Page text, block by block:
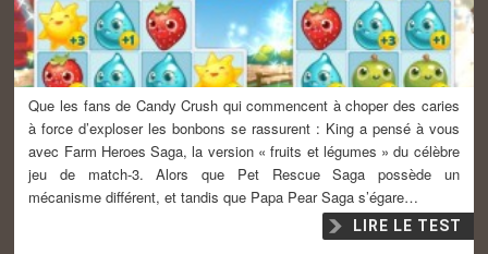
Que les fans de Candy Crush qui commencent à choper des caries
à force d’exploser les bonbons se rassurent : King a pensé à vous
avec Farm Heroes Saga, la version « fruits et légumes » du célèbre
jeu de match-3. Alors que Pet Rescue Saga possède un
mécanisme différent, et tandis que Papa Pear Saga s’égare…
LIRE LE TEST